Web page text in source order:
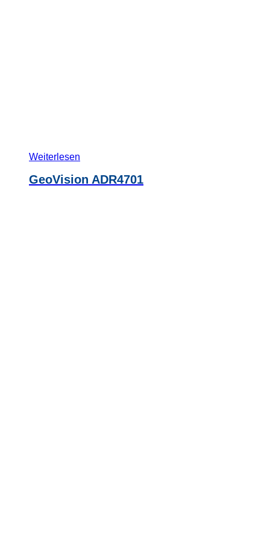
Weiterlesen
GeoVision ADR4701